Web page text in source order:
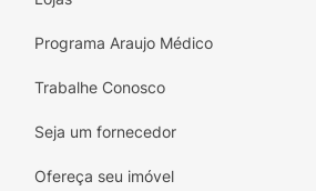
Programa Araujo Médico
Trabalhe Conosco
Seja um fornecedor
Ofereça seu imóvel